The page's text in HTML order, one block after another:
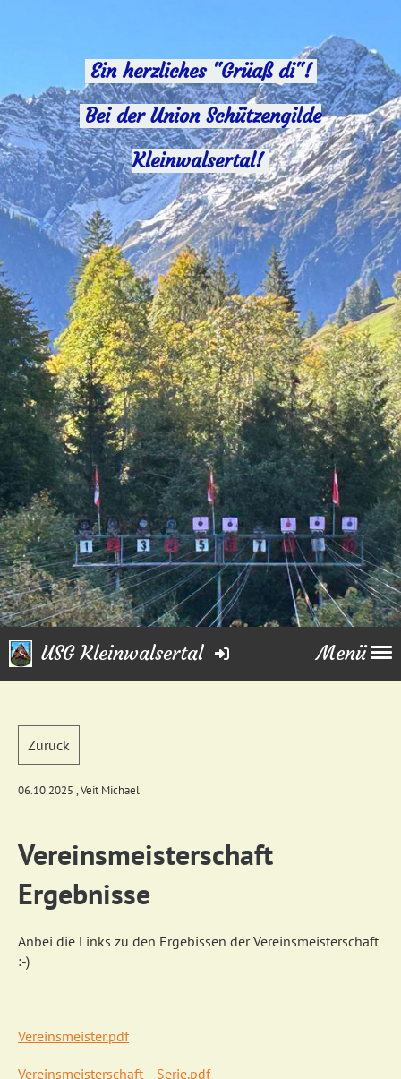
Ein herzliches "Grüaß di"!
Bei der Union Schützengilde
Kleinwalsertal!
Menü
USG Kleinwalsertal
Zurück
06.10.2025 , Veit Michael
Vereinsmeisterschaft
Ergebnisse
Anbei die Links zu den Ergebissen der Vereinsmeisterschaft
:-)
Vereinsmeister.pdf
Vereinsmeisterschaft _ Serie.pdf